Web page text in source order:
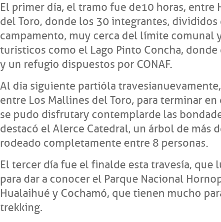
El primer día, el tramo fue de 10 horas,
del Toro, donde los 30 integrantes,
campamento, muy cerca del límite comunal
turísticos como el Lago Pinto Concha, donde
y un refugio dispuestos por CONAF.
Al día siguiente partió la travesía
entre Los Mallines del Toro, para terminar
se pudo disfrutar y contemplar de las
destacó el Alerce Catedral, un árbol de más
rodeado completamente entre 8 personas.
El tercer día fue el final de esta travesía, que
para dar a conocer el Parque Nacional
Hualaihué y Cochamó, que tienen mucho
trekking.